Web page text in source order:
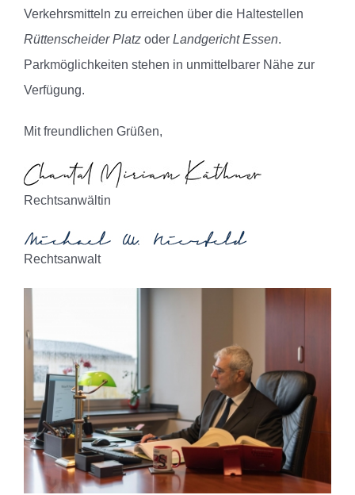
Verkehrsmitteln zu erreichen über die Haltestellen
Rüttenscheider Platzoder Landgericht Essen.
Parkmöglichkeiten stehen in unmittelbarer Nähe zur
Verfügung.
Mit freundlichen Grüßen,
Rechtsanwältin
Rechtsanwalt